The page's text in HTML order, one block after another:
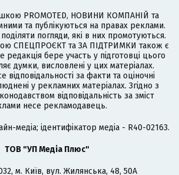
PROMOTED, НОВИНИ КОМПАНІЙ та
та публікуються на правах реклами.
погляди, які в них промотуються.
СПЕЦПРОЄКТ та ЗА ПІДТРИМКИ також є
бере участь у підготовці цього
думки, висловлені у цих матеріалах.
відповідальності за факти та оціночні
у рекламних матеріалах. Згідно з
відповідальність за зміст
несе рекламодавець.
медіа; ідентифікатор медіа - R40-02163.
ТОВ "УП Медіа Плюс"
м. Київ, вул. Жилянська, 48, 50А